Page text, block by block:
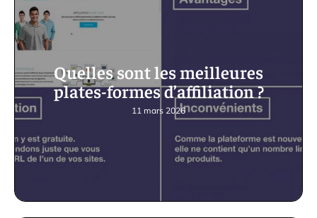
Quelles sont les meilleures
plates-formes d’affiliation ?
11 mars 2026